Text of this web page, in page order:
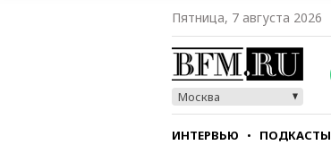
Пятница, 7 августа 2026
Москва
ИНТЕРВЬЮ ПОДКАСТЫ